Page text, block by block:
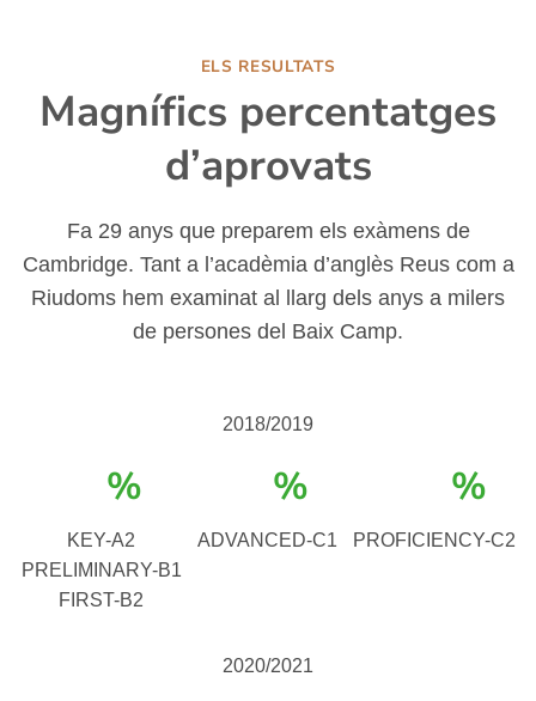
ELS RESULTATS
Magnífics percentatges
d’aprovats
Fa 29 anys que preparem els exàmens de
Cambridge. Tant a l’acadèmia d’anglès Reus com a
Riudoms hem examinat al llarg dels anys a milers
de persones del Baix Camp.
2018/2019
%
KEY-A2
PRELIMINARY-B1
FIRST-B2
%
ADVANCED-C1
%
PROFICIENCY-C2
2020/2021